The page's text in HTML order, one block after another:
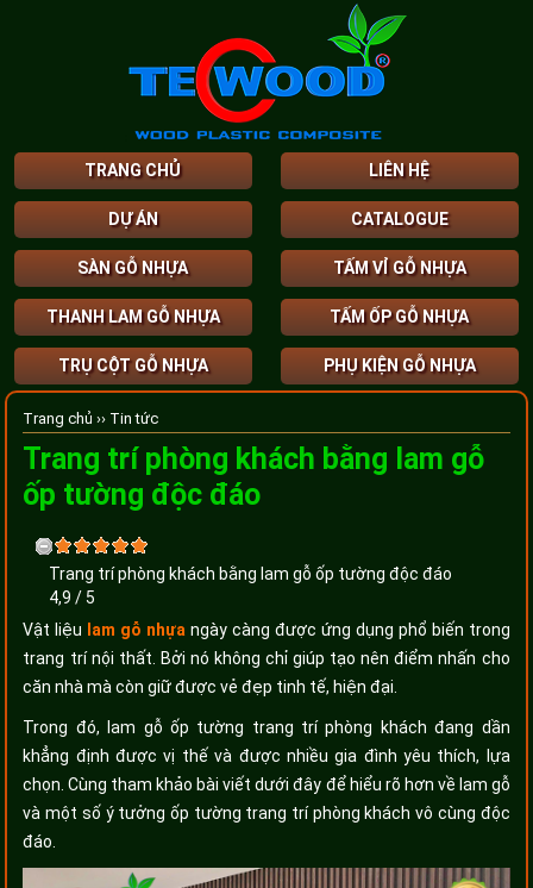
TRANG CHỦ LIÊN HỆ
DỰ ÁN CATALOGUE
SÀN GỖ NHỰA TẤM VỈ GỖ NHỰA
THANH LAM GỖ NHỰA TẤM ỐP GỖ NHỰA
TRỤ CỘT GỖ NHỰA PHỤ KIỆN GỖ NHỰA
Trang chủ ›› Tin tức
Trang trí phòng khách bằng lam gỗ
ốp tường độc đáo
Trang trí phòng khách bằng lam gỗ ốp tường độc đáo
4,9 / 5
Vật liệu
lam gỗ nhựa ngày càng được ứng dụng phổ biến trong
trang trí nội thất. Bởi nó không chỉ giúp tạo nên điểm nhấn cho
căn nhà mà còn giữ được vẻ đẹp tinh tế, hiện đại.
Trong đó, lam gỗ ốp tường trang trí phòng khách đang dần
khẳng định được vị thế và được nhiều gia đình yêu thích, lựa
chọn. Cùng tham khảo bài viết dưới đây để hiểu rõ hơn về lam gỗ
và một số ý tưởng ốp tường trang trí phòng khách vô cùng độc
đáo.